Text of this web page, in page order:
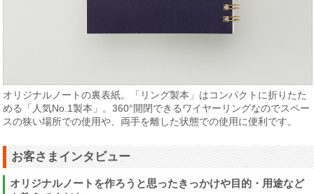
オリジナルノートの裏表紙。「リング製本」はコンパクトに折りたた
める「人気No.1製本」。360°開閉できるワイヤーリングなのでスペー
スの狭い場所での使用や、両手を離した状態での使用に便利です。
お客さまインタビュー
オリジナルノートを作ろうと思ったきっかけや目的・用途など